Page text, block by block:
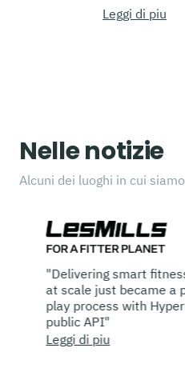
Leggi di piu
Nelle notizie
Alcuni dei luoghi in cui
"Delivering smart
at scale just became a
play process with
public API"
Leggi di piu